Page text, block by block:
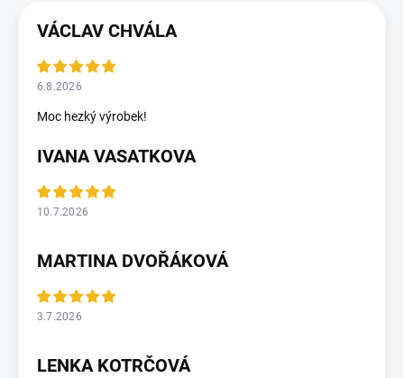
VÁCLAV CHVÁLA
6.8.2026
Moc hezký výrobek!
IVANA VASATKOVA
10.7.2026
MARTINA DVOŘÁKOVÁ
3.7.2026
LENKA KOTRČOVÁ